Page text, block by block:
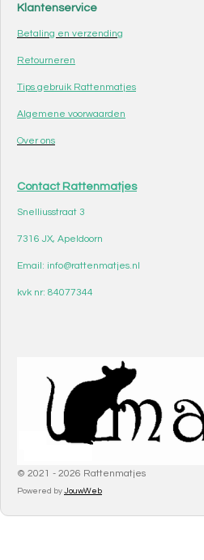
Klantenservice
Betaling en verzending
Retourneren
Tips gebruik Rattenmatjes
Algemene voorwaarden
Over ons
Contact Rattenmatjes
Snelliusstraat 3
7316 JX, Apeldoorn
Email: info@rattenmatjes.nl
kvk nr: 84077344
© 2021 - 2026 Rattenmatjes
Powered by JouwWeb